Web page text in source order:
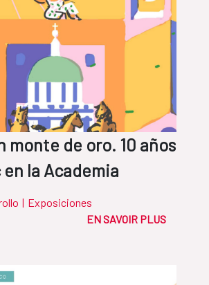
monte de oro. 10 años
la Academia
| Exposiciones
EN SAVOIR PLUS